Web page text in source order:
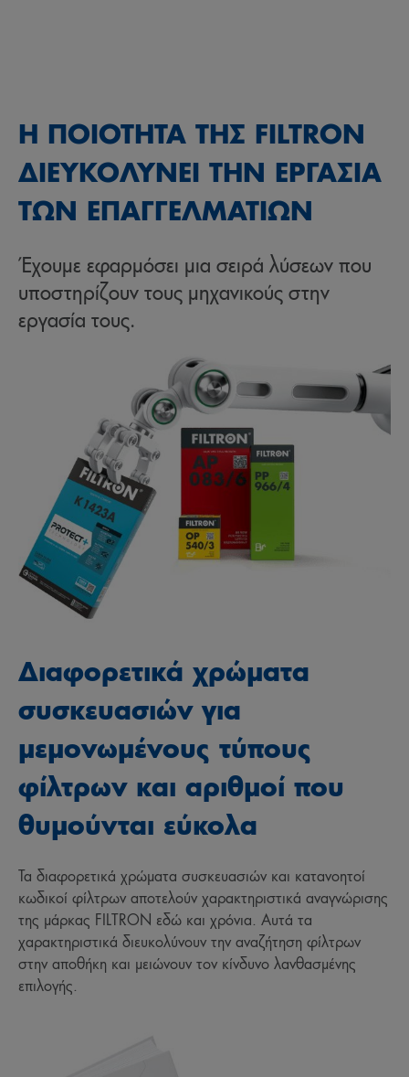
Η ΠΟΙΟΤΗΤΑ ΤΗΣ FILTRON
ΔΙΕΥΚΟΛΥΝΕΙ ΤΗΝ ΕΡΓΑΣΙΑ
ΤΩΝ ΕΠΑΓΓΕΛΜΑΤΙΩΝ
Έχουμε εφαρμόσει μια σειρά λύσεων που
υποστηρίζουν τους μηχανικούς στην
εργασία τους.
Διαφορετικά χρώματα
συσκευασιών για
μεμονωμένους τύπους
φίλτρων και αριθμοί που
θυμούνται εύκολα
Τα διαφορετικά χρώματα συσκευασιών και κατανοητοί
κωδικοί φίλτρων αποτελούν χαρακτηριστικά αναγνώρισης
της μάρκας FILTRON εδώ και χρόνια. Αυτά τα
χαρακτηριστικά διευκολύνουν την αναζήτηση φίλτρων
στην αποθήκη και μειώνουν τον κίνδυνο λανθασμένης
επιλογής.